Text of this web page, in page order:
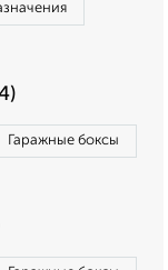
Гаражные боксы